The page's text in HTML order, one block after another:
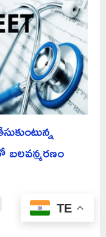
TE